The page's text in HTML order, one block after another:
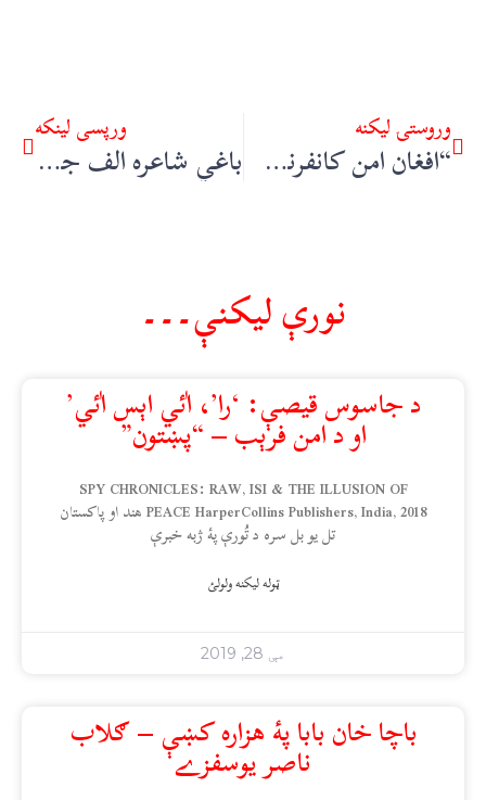
وروستۍ ليکنه
“افغان امن کانفرنس”، کابل، ۲۰۱۹ – “پښتون”
ورپسې لينکه
باغي شاعره الف جان خټکه – م ر شفق
نورې ليکنې۔۔۔
د جاسوس قیصې: ‘را’، اٰئي اېس اٰئي’
او د امن فرېب – “پښتون”
SPY CHRONICLES: RAW, ISI & THE ILLUSION OF
PEACE HarperCollins Publishers, India, 2018 هند او پاکستان
تل یو بل سره د تُورې پۀ ژبه خبرې
ټوله ليکنه ولولئ
مې 28, 2019
باچا خان بابا پۀ هزاره کښې – ګلاب
ناصر يوسفزے